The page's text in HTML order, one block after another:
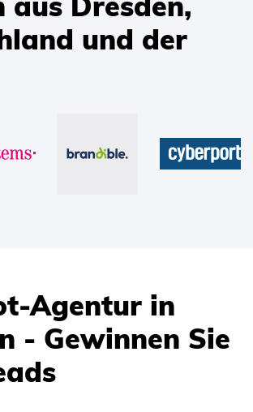
und der
Agentur in
- Gewinnen Sie